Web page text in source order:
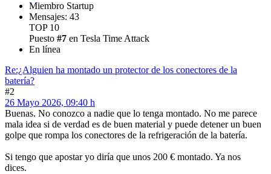
Miembro Startup
Mensajes: 43
TOP 10
Puesto #7 en Tesla Time Attack
En línea
Re:¿Alguien ha montado un protector de los conectores de la
batería?
#2
26 Mayo 2026, 09:40 h
Buenas. No conozco a nadie que lo tenga montado. No me parece
mala idea si de verdad es de buen material y puede detener un buen
golpe que rompa los conectores de la refrigeración de la batería.
Si tengo que apostar yo diría que unos 200 € montado. Ya nos
dices.